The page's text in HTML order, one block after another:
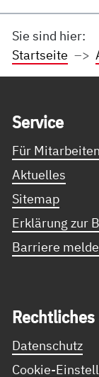
Sie sind hier:
Startseite
Ser­vice
Für
Aktuelles
Sitemap
Erklärung zur
Barriere
Recht­li­ches
Datenschutz
Cookie-